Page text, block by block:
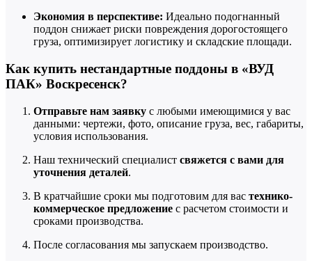
Экономия в перспективе: Идеально подогнанный
поддон снижает риски повреждения дорогостоящего
груза, оптимизирует логистику и складские площади.
Как купить нестандартные поддоны в «ВУД
ПАК» Воскресенск?
Отправьте нам заявку с любыми имеющимися у вас
данными: чертежи, фото, описание груза, вес, габариты,
условия использования.
Наш технический специалист свяжется с вами для
уточнения деталей.
В кратчайшие сроки мы подготовим для вас технико-
коммерческое предложение с расчетом стоимости и
сроками производства.
После согласования мы запускаем производство.